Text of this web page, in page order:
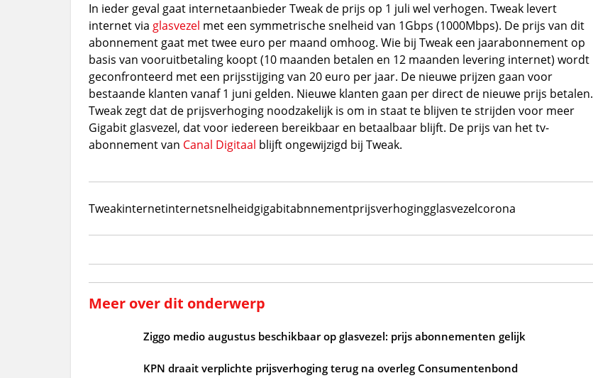
In ieder geval gaat internetaanbieder Tweak de prijs op 1 juli wel verhogen. Tweak levert
internet via glasvezel met een symmetrische snelheid van 1Gbps (1000Mbps). De prijs van dit
abonnement gaat met twee euro per maand omhoog. Wie bij Tweak een jaarabonnement op
basis van vooruitbetaling koopt (10 maanden betalen en 12 maanden levering internet) wordt
geconfronteerd met een prijsstijging van 20 euro per jaar. De nieuwe prijzen gaan voor
bestaande klanten vanaf 1 juni gelden. Nieuwe klanten gaan per direct de nieuwe prijs betalen.
Tweak zegt dat de prijsverhoging noodzakelijk is om in staat te blijven te strijden voor meer
Gigabit glasvezel, dat voor iedereen bereikbaar en betaalbaar blijft. De prijs van het tv-
abonnement van Canal Digitaal blijft ongewijzigd bij Tweak.
Tweakinternetinternetsnelheidgigabitabnnementprijsverhogingglasvezelcorona
Meer over dit onderwerp
Ziggo medio augustus beschikbaar op glasvezel: prijs abonnementen gelijk
KPN draait verplichte prijsverhoging terug na overleg Consumentenbond